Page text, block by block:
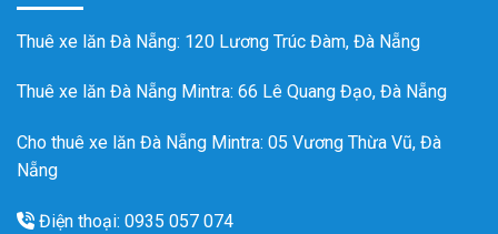
Thuê xe lăn Đà Nẵng: 120 Lương Trúc Đàm, Đà Nẵng
Thuê xe lăn Đà Nẵng Mintra: 66 Lê Quang Đạo, Đà Nẵng
Cho thuê xe lăn Đà Nẵng Mintra: 05 Vương Thừa Vũ, Đà
Nẵng
Điện thoại: 0935 057 074